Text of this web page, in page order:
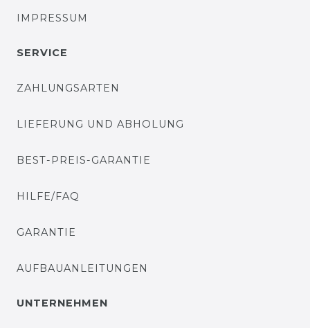
IMPRESSUM
SERVICE
ZAHLUNGSARTEN
LIEFERUNG UND ABHOLUNG
BEST-PREIS-GARANTIE
HILFE/FAQ
GARANTIE
AUFBAUANLEITUNGEN
UNTERNEHMEN